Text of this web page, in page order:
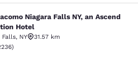
Falls NY, an
Niagara Falls NY, an Ascend
Hotel
Falls, NY
31.57 km
de 4.37 estrellas. Excelente. 2236
)